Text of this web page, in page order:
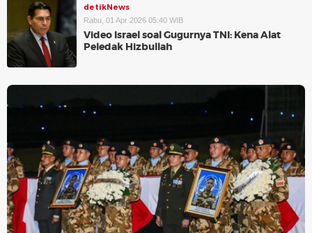
detikNews
Rabu, 01 Apr 2026 05:40 WIB
Video Israel soal Gugurnya TNI: Kena Alat
Peledak Hizbullah